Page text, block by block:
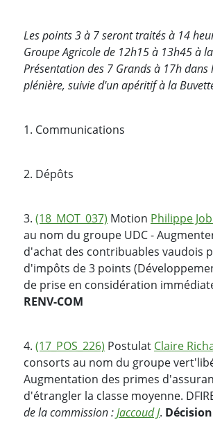
Les points 3 à 7 seront traités à 14
Groupe Agricole de 12h15 à 13h45 à
Présentation des 7 Grands à 17h dans
plénière, suivie d'un apéritif à la
1. Communications
2. Dépôts
3. (18_MOT_037) Motion Philippe
au nom du groupe UDC -
d'achat des contribuables vaudois
d'impôts de 3 points
de prise en considération
RENV-COM
4. (17_POS_226) Postulat Claire
consorts au nom du groupe
Augmentation des primes
d'étrangler la classe moyenne.
de la commission :Jaccoud J. Décision